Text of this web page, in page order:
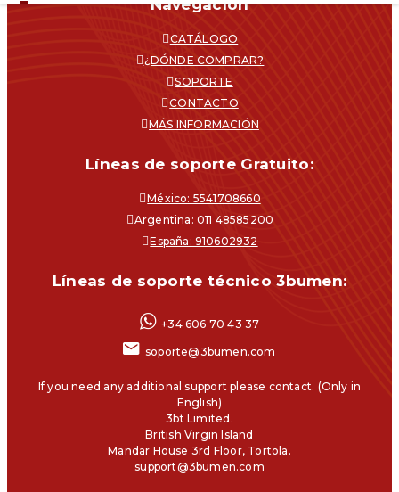
Navegacíon
CATÁLOGO
¿DÓNDE COMPRAR?
SOPORTE
CONTACTO
MÁS INFORMACIÓN
Líneas de soporte Gratuito:
México: 5541708660
Argentina: 011 48585200
España: 910602932
Líneas de soporte técnico 3bumen:
+34 606 70 43 37
soporte@3bumen.com
If you need any additional support please contact. (Only in
English)
3bt Limited.
British Virgin Island
Mandar House 3rd Floor, Tortola.
support@3bumen.com